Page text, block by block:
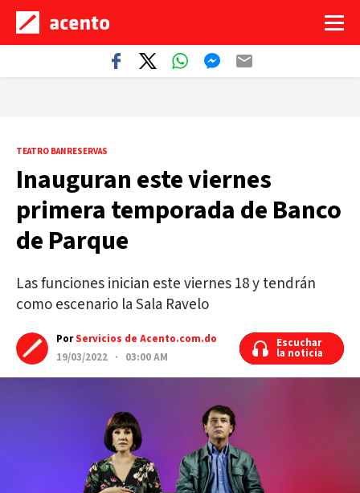
TEATRO BANRESERVAS
Inauguran este viernes
primera temporada de Banco
de Parque
Las funciones inician este viernes 18 y tendrán
como escenario la Sala Ravelo
PorServicios de Acento.com.do
19/03/2022 · 03:00 AM
Escuchar
la noticia
Escuchar
la noticia